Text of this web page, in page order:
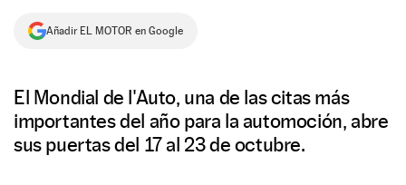
NEWSLETTER
Añadir EL MOTOR en Google
El Mondial de l'Auto, una de las citas más
importantes del año para la automoción, abre
sus puertas del 17 al 23 de octubre.